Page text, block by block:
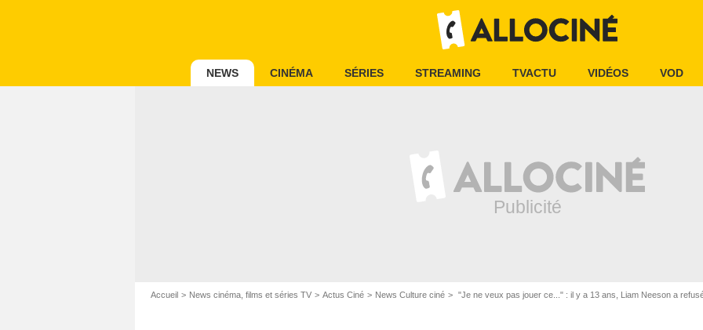
NEWS CINÉMA SÉRIES STREAMING TVACTU VIDÉOS VOD
Accueil News cinéma, films et séries TV Actus Ciné News Culture ciné "Je ne veux pas jouer ce..." : il y a 13 ans, Liam Neeson a